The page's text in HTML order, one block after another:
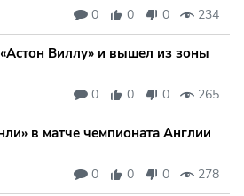
0 0 0 234
«Астон Виллу» и вышел из зоны
0 0 0 265
в матче чемпионата Англии
0 0 0 278